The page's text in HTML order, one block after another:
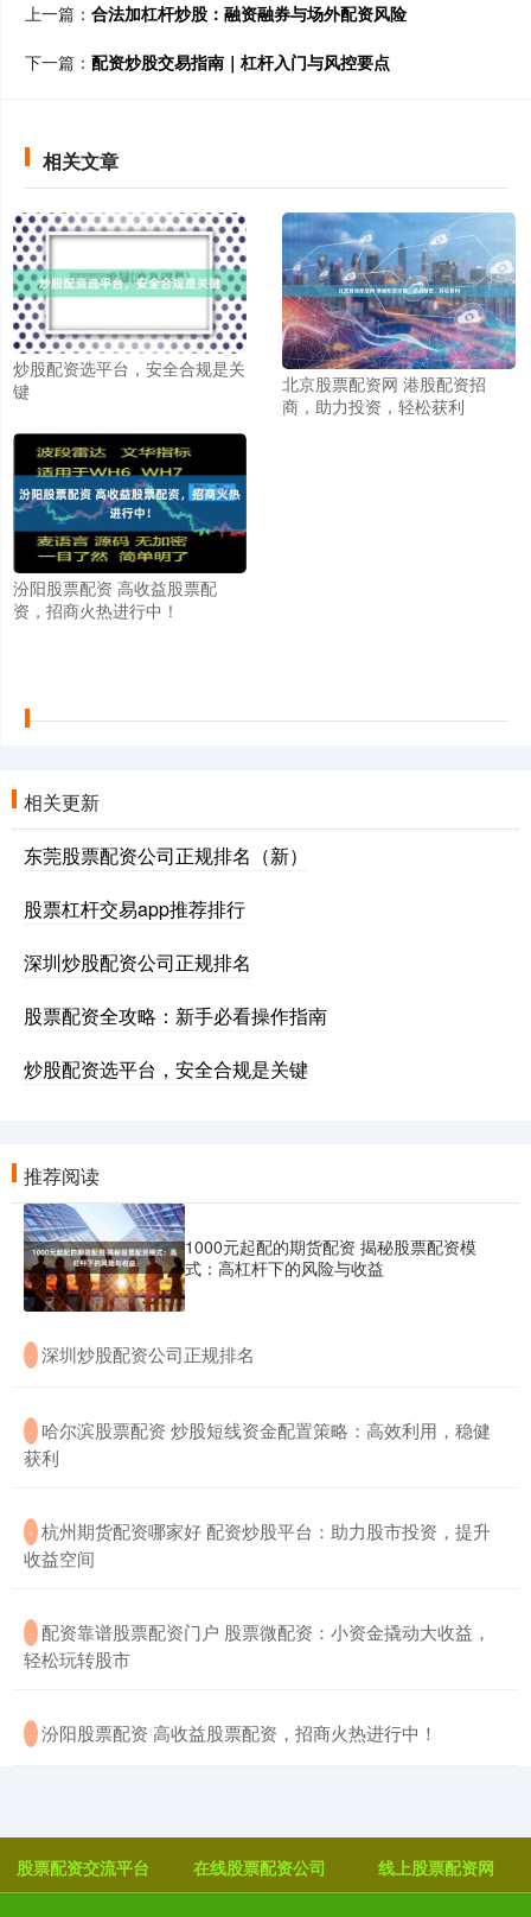
上一篇： 合法加杠杆炒股：融资融券与场外配资风险
下一篇： 配资炒股交易指南｜杠杆入门与风控要点
相关文章
炒股配资选平台，安全合规是关
键
北京股票配资网 港股配资招
商，助力投资，轻松获利
汾阳股票配资 高收益股票配
资，招商火热进行中！
相关更新
东莞股票配资公司正规排名（新）
股票杠杆交易app推荐排行
深圳炒股配资公司正规排名
股票配资全攻略：新手必看操作指南
炒股配资选平台，安全合规是关键
推荐阅读
1000元起配的期货配资 揭秘股票配资模
式：高杠杆下的风险与收益
· ​深圳炒股配资公司正规排名
· ​哈尔滨股票配资 炒股短线资金配置策略：高效利用，稳健
获利
· ​杭州期货配资哪家好 配资炒股平台：助力股市投资，提升
收益空间
· ​配资靠谱股票配资门户 股票微配资：小资金撬动大收益，
轻松玩转股市
· ​汾阳股票配资 高收益股票配资，招商火热进行中！
股票配资交流平台 在线股票配资公司 线上股票配资网